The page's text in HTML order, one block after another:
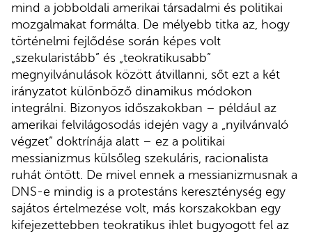
mind a jobboldali amerikai társadalmi és politikai
mozgalmakat formálta. De mélyebb titka az, hogy
történelmi fejlődése során képes volt
„szekularistább” és „teokratikusabb”
megnyilvánulások között átvillanni, sőt ezt a két
irányzatot különböző dinamikus módokon
integrálni. Bizonyos időszakokban – például az
amerikai felvilágosodás idején vagy a „nyilvánvaló
végzet” doktrínája alatt – ez a politikai
messianizmus külsőleg szekuláris, racionalista
ruhát öntött. De mivel ennek a messianizmusnak a
DNS-e mindig is a protestáns kereszténység egy
sajátos értelmezése volt, más korszakokban egy
kifejezettebben teokratikus ihlet bugyogott fel az